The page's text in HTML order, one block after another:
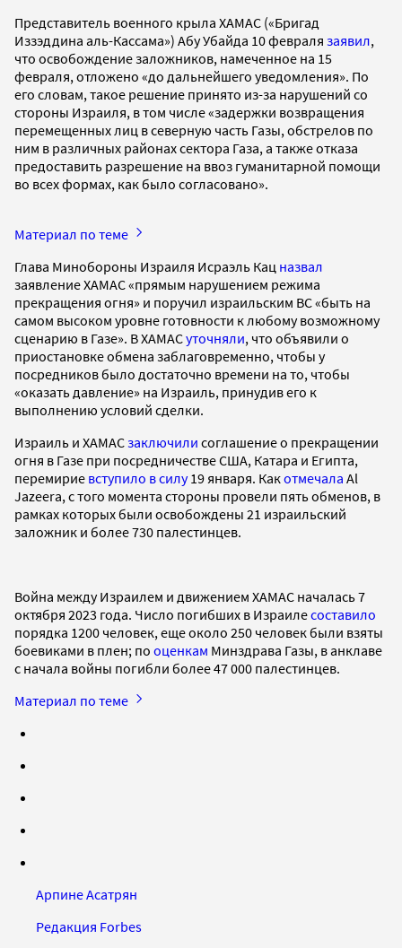
Представитель военного крыла ХАМАС («Бригад
Иззэддина аль-Кассама») Абу Убайда 10 февраля заявил,
что освобождение заложников, намеченное на 15
февраля, отложено «до дальнейшего уведомления». По
его словам, такое решение принято из-за нарушений со
стороны Израиля, в том числе «задержки возвращения
перемещенных лиц в северную часть Газы, обстрелов по
ним в различных районах сектора Газа, а также отказа
предоставить разрешение на ввоз гуманитарной помощи
во всех формах, как было согласовано».
Материал по теме
Глава Минобороны Израиля Исраэль Кац назвал
заявление ХАМАС «прямым нарушением режима
прекращения огня» и поручил израильским ВС «быть на
самом высоком уровне готовности к любому возможному
сценарию в Газе». В ХАМАСуточняли, что объявили о
приостановке обмена заблаговременно, чтобы у
посредников было достаточно времени на то, чтобы
«оказать давление» на Израиль, принудив его к
выполнению условий сделки.
Израиль и ХАМАСзаключили соглашение о прекращении
огня в Газе при посредничестве США, Катара и Египта,
перемирие вступило в силу19 января. Какотмечала Al
Jazeera, с того момента стороны провели пять обменов, в
рамках которых были освобождены 21 израильский
заложник и более 730 палестинцев.
Война между Израилем и движением ХАМАС началась 7
октября 2023 года. Число погибших в Израилесоставило
порядка 1200 человек, еще около 250 человек были взяты
боевиками в плен; по оценкам Минздрава Газы, в анклаве
с начала войны погибли более 47 000 палестинцев.
Материал по теме
Арпине Асатрян
Редакция Forbes